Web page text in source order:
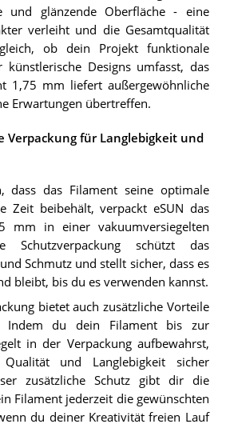
und glänzende Oberfläche - eine
verleiht und die Gesamtqualität
ob dein Projekt funktionale
künstlerische Designs umfasst, das
1,75 mm liefert außergewöhnliche
Erwartungen übertreffen.
Verpackung für Langlebigkeit und
dass das Filament seine optimale
Zeit beibehält, verpackt eSUN das
mm in einer vakuumversiegelten
Schutzverpackung schützt das
Schmutz und stellt sicher, dass es
bleibt, bis du es verwenden kannst.
bietet auch zusätzliche Vorteile
Indem du dein Filament bis zur
in der Verpackung aufbewahrst,
und Langlebigkeit sicher
zusätzliche Schutz gibt dir die
Filament jederzeit die gewünschten
du deiner Kreativität freien Lauf